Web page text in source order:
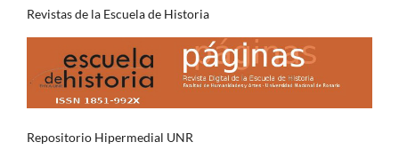
Revistas de la Escuela de Historia
Repositorio Hipermedial UNR